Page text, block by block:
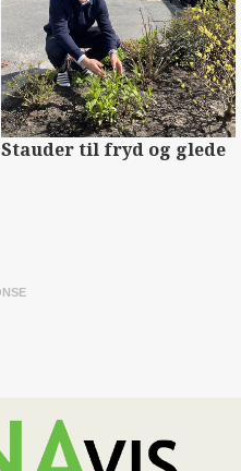
Stauder til fryd og glede